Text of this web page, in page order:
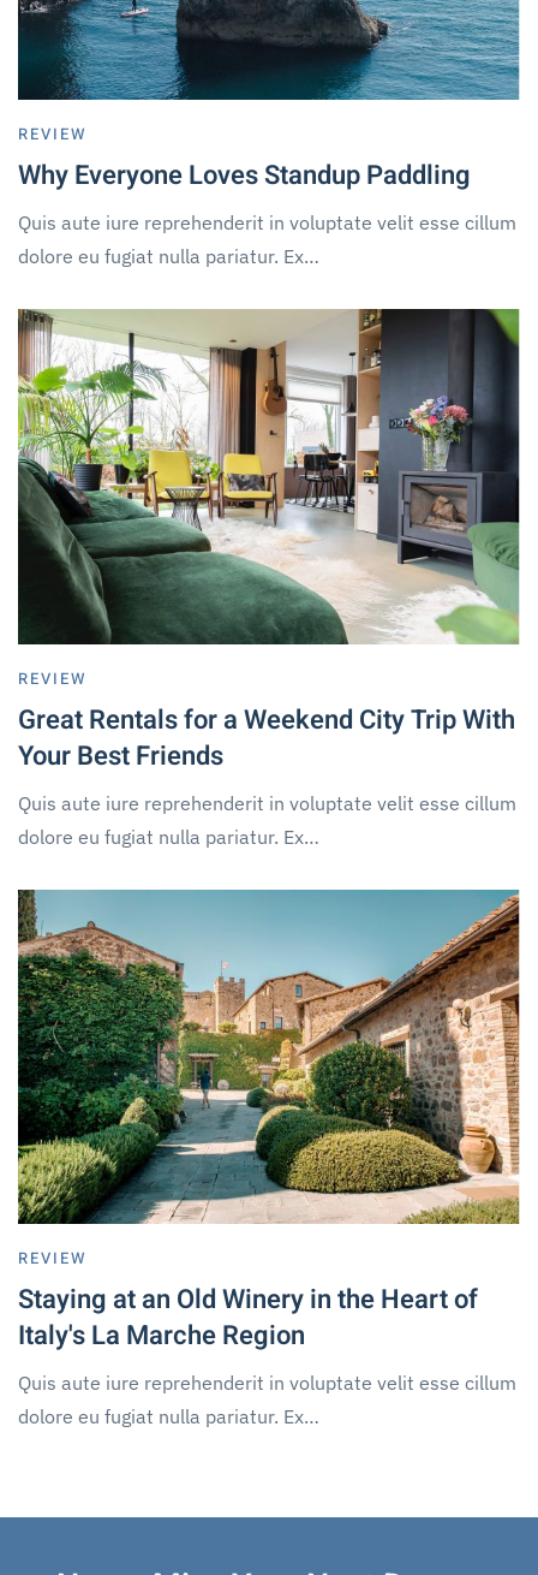
REVIEW
Why Everyone Loves Standup Paddling
Quis aute iure reprehenderit in voluptate velit esse cillum
dolore eu fugiat nulla pariatur. Ex…
REVIEW
Great Rentals for a Weekend City Trip With
Your Best Friends
Quis aute iure reprehenderit in voluptate velit esse cillum
dolore eu fugiat nulla pariatur. Ex…
REVIEW
Staying at an Old Winery in the Heart of
Italy's La Marche Region
Quis aute iure reprehenderit in voluptate velit esse cillum
dolore eu fugiat nulla pariatur. Ex…